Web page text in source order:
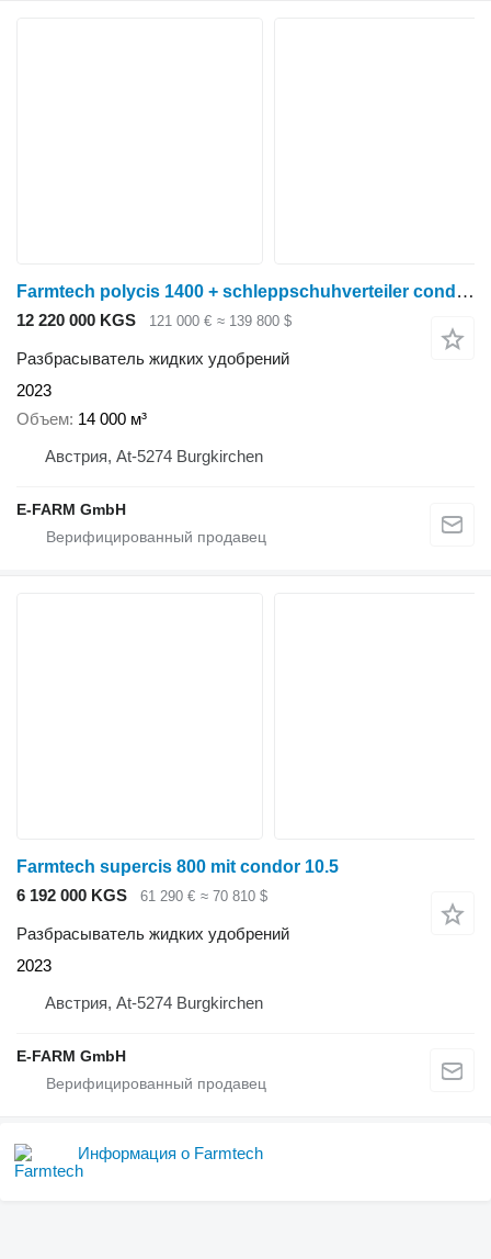
Farmtech polycis 1400 + schleppschuhverteiler condor 15.0
12 220 000 KGS 121 000 € ≈ 139 800 $
Разбрасыватель жидких удобрений
2023
Объем 14 000 м³
Австрия, At-5274 Burgkirchen
E-FARM GmbH
Farmtech supercis 800 mit condor 10.5
6 192 000 KGS
61 290 € ≈ 70 810 $
Разбрасыватель жидких удобрений
2023
Австрия, At-5274 Burgkirchen
E-FARM GmbH
Информация о Farmtech